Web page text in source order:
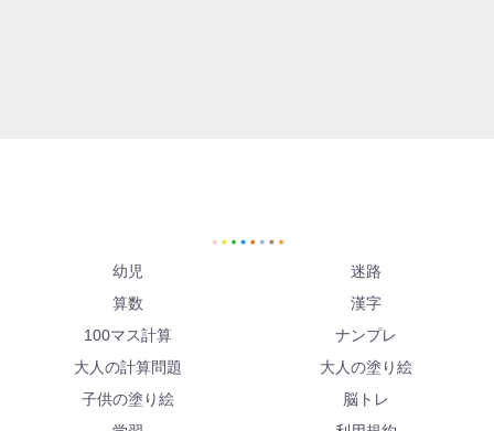
幼児
迷路
算数
漢字
100マス計算
ナンプレ
大人の計算問題
大人の塗り絵
子供の塗り絵
脳トレ